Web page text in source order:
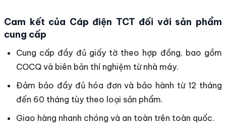
Cam kết của Cáp điện TCT đối với sản phẩm
cung cấp
Cung cấp đầy đủ giấy tờ theo hợp đồng, bao gồm
COCQ và biên bản thí nghiệm từ nhà máy.
Đảm bảo đầy đủ hóa đơn và bảo hành từ 12 tháng
đến 60 tháng tùy theo loại sản phẩm.
Giao hàng nhanh chóng và an toàn trên toàn quốc.